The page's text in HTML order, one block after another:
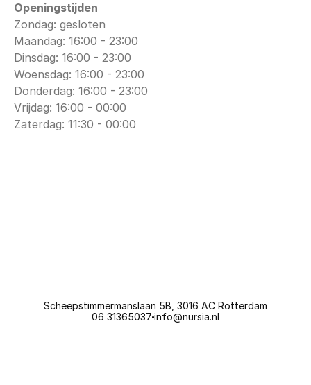
Openingstijden
Zondag: gesloten
Maandag: 16:00 - 23:00
Dinsdag: 16:00 - 23:00
Woensdag: 16:00 - 23:00
Donderdag: 16:00 - 23:00
Vrijdag: 16:00 - 00:00
Zaterdag: 11:30 - 00:00
06 31365037 info@nursia.nl
Scheepstimmermanslaan 5B, 3016 AC Rotterdam